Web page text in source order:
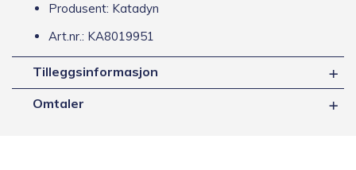
Produsent: Katadyn
Art.nr.: KA8019951
Tilleggsinformasjon
Omtaler